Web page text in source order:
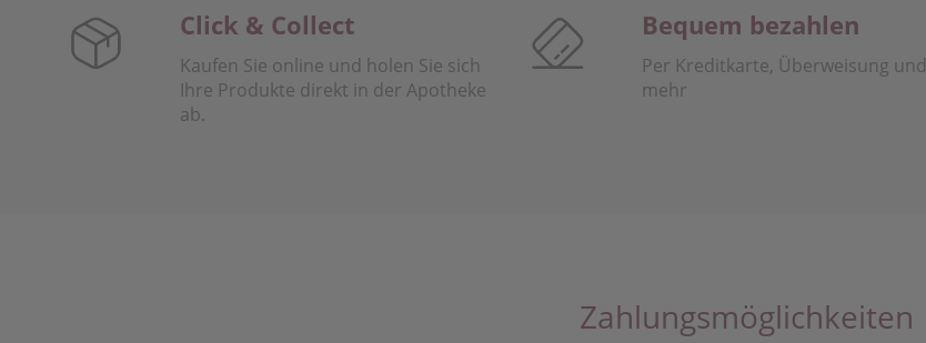
Click & Collect
Kaufen Sie online und holen Sie sich
Ihre Produkte direkt in der Apotheke
ab.
Bequem bezahlen
Per Kreditkarte, Überweisung und
mehr
Zahlungsmöglichkeiten